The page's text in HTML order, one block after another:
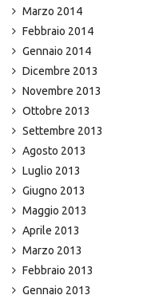
Marzo 2014
Febbraio 2014
Gennaio 2014
Dicembre 2013
Novembre 2013
Ottobre 2013
Settembre 2013
Agosto 2013
Luglio 2013
Giugno 2013
Maggio 2013
Aprile 2013
Marzo 2013
Febbraio 2013
Gennaio 2013